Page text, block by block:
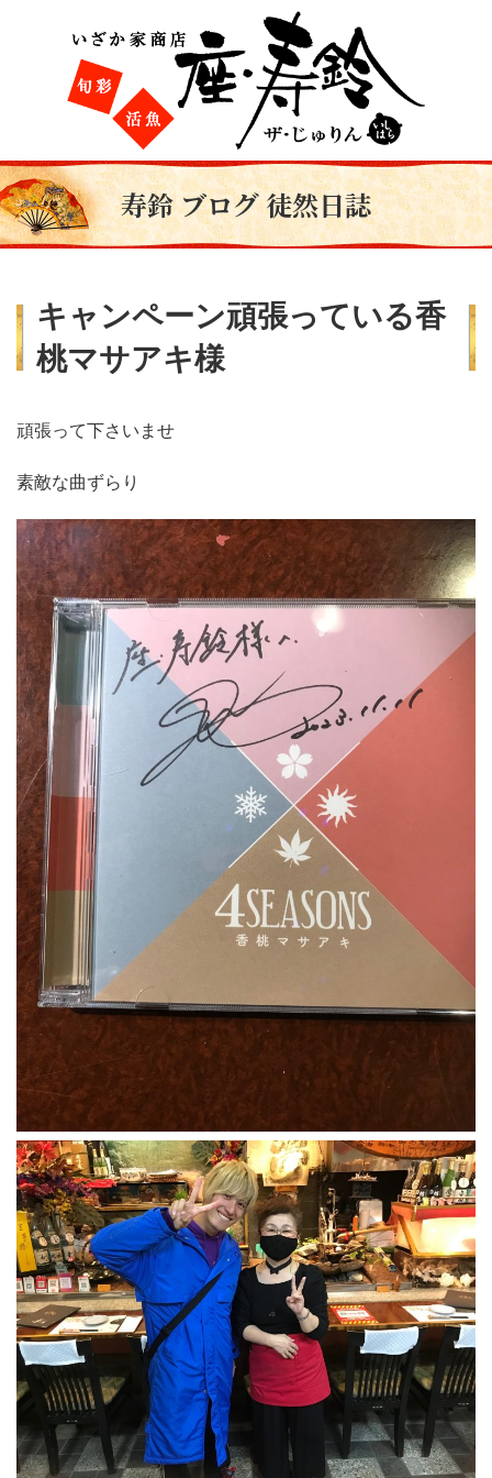
寿鈴 ブログ 徒然日誌
キャンペーン頑張っている香
桃マサアキ様
頑張って下さいませ
素敵な曲ずらり